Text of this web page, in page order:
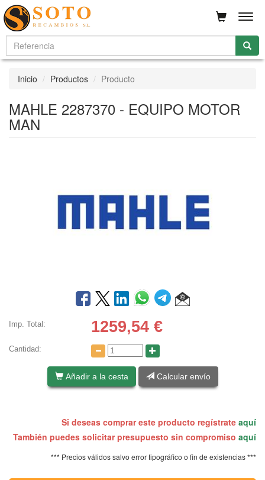
Inicio Productos Producto
MAHLE 2287370 - EQUIPO MOTOR
MAN
Imp. Total: 1259,54 €
Cantidad:
Añadir a la cesta Calcular envío
Si deseas comprar este producto regístrate aquí
También puedes solicitar presupuesto sin compromiso aquí
*** Precios válidos salvo error tipográfico o fin de existencias ***